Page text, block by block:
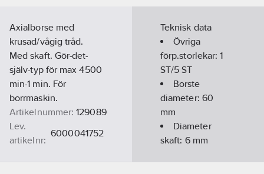
Axialborse med
krusad/vågig tråd.
Med skaft. Gör-det-
själv-typ för max 4500
min-1 min. För
borrmaskin.
Artikelnummer: 129089
Lev.
artikelnr:
6000041752
7330215417526
Teknisk data
Övriga
förp.storlekar:1
ST/5 ST
Borste
diameter: 60
mm
Diameter
skaft: 6mm